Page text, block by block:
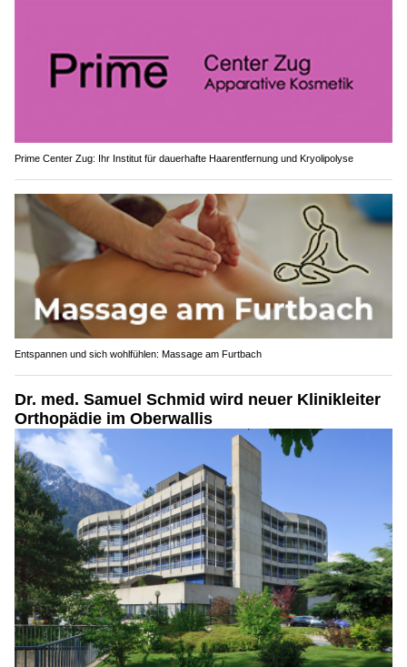
Prime Center Zug: Ihr Institut für dauerhafte Haarentfernung und Kryolipolyse
Entspannen und sich wohlfühlen: Massage am Furtbach
Dr. med. Samuel Schmid wird neuer Klinikleiter
Orthopädie im Oberwallis